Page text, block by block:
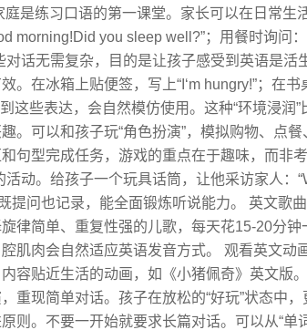
庭是练习口语的第一课堂。家长可以在日常生
morning!Did you sleep well?”；用餐时询问
对话无需复杂，目的是让孩子感受到英语是活
。在冰箱上贴便签，写上“I‘m hungry!”；在书
这些表达，会自然模仿使用。这种“环境浸润”
。可以和孩子玩“角色扮演”，模拟购物、点
句型完成任务，游戏的重点在于趣味，而非
活动。给孩子一个玩具话筒，让他采访家人：
提问也记录，能全面锻炼听说能力。 英文歌
律简单、重复性强的儿歌，每天花15-20分
肌肉会自然适应英语发音方式。 观看英文动
容贴近生活的动画，如《小猪佩奇》英文版
重现简单对话。孩子在放松的“好玩”状态中，
则。不要一开始就要求长篇对话。可以从“单